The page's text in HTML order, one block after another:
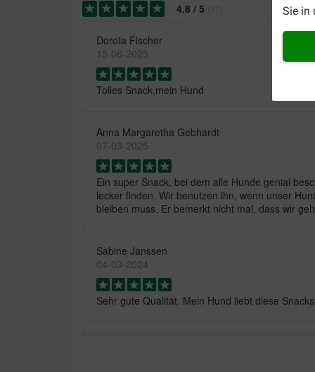
Sie in
4.8 / 5
Dorota Fischer
15-06-2025
Tolles Snack,mein Hund
Anna Margaretha Gebhardt
07-03-2025
Ein super Snack, bei dem alle Hunde genial
lecker finden. Wir benutzen ihn, wenn unser
bleiben muss. Er bemerkt nicht mal, dass wir
Sabine Janssen
04-03-2024
Sehr gute Qualität. Mein Hund liebt diese Snacks